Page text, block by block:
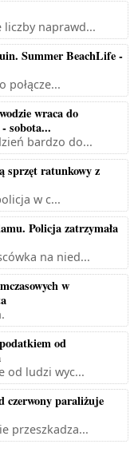
naprawd...
Summer BeachLife -
połącze...
wraca do
sobota...
bardzo do...
sprzęt ratunkowy z
w c...
Policja zatrzymała
na nied...
w
od
od ludzi wyc...
czerwony paraliżuje
przeszkadza...